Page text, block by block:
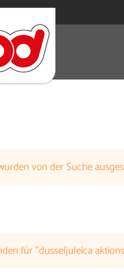
von der Suche
für "dusseljuleica